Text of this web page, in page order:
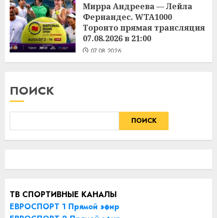
Мирра Андреева — Лейла
Фернандес. WTA1000
Торонто прямая трансляция
07.08.2026 в 21:00
07.08.2026
ПОИСК
ПОИСК
ТВ СПОРТИВНЫЕ КАНАЛЫ
ЕВРОСПОРТ 1 Прямой эфир